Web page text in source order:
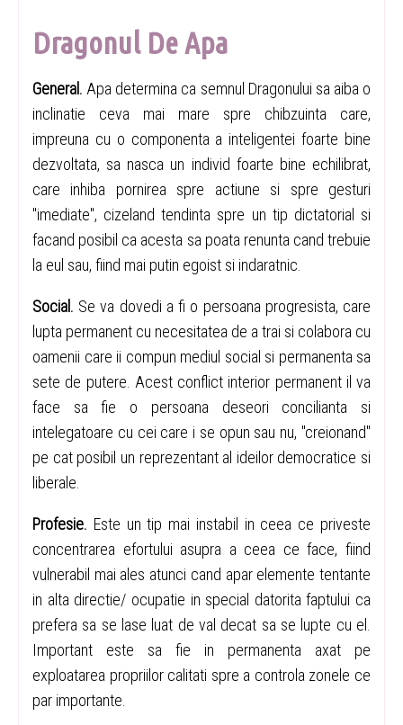
Dragonul De Apa
General. Apa determina ca semnul Dragonului sa aiba o
inclinatie ceva mai mare spre chibzuinta care,
impreuna cu o componenta a inteligentei foarte bine
dezvoltata, sa nasca un individ foarte bine echilibrat,
care inhiba pornirea spre actiune si spre gesturi
"imediate", cizeland tendinta spre un tip dictatorial si
facand posibil ca acesta sa poata renunta cand trebuie
la eul sau, fiind mai putin egoist si indaratnic.
Social. Se va dovedi a fi o persoana progresista, care
lupta permanent cu necesitatea de a trai si colabora cu
oamenii care ii compun mediul social si permanenta sa
sete de putere. Acest conflict interior permanent il va
face sa fie o persoana deseori concilianta si
intelegatoare cu cei care i se opun sau nu, "creionand"
pe cat posibil un reprezentant al ideilor democratice si
liberale.
Profesie. Este un tip mai instabil in ceea ce priveste
concentrarea efortului asupra a ceea ce face, fiind
vulnerabil mai ales atunci cand apar elemente tentante
in alta directie/ ocupatie in special datorita faptului ca
prefera sa se lase luat de val decat sa se lupte cu el.
Important este sa fie in permanenta axat pe
exploatarea propriilor calitati spre a controla zonele ce
par importante.